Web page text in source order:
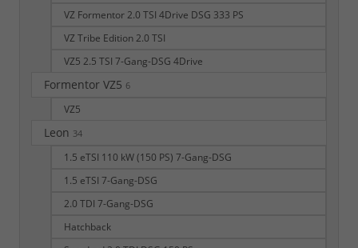
VZ Formentor 2.0 TSI 4Drive DSG 333 PS
VZ Tribe Edition 2.0 TSI
VZ5 2.5 TSI 7-Gang-DSG 4Drive
Formentor VZ5 6
VZ5
Leon 34
1.5 eTSI 110 kW (150 PS) 7-Gang-DSG
1.5 eTSI 7-Gang-DSG
2.0 TDI 7-Gang-DSG
Hatchback